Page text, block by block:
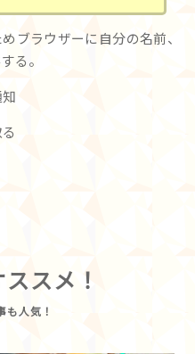
ブラウザーに自分の名前、
る。
スメ！